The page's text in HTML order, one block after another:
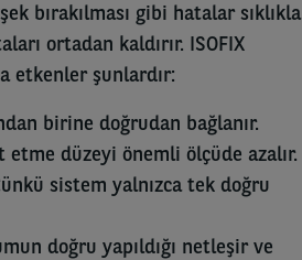
bırakılması gibi hatalar sıklıkla
ortadan kaldırır. ISOFIX
etkenler şunlardır:
birine doğrudan bağlanır.
etme düzeyi önemli ölçüde azalır.
sistem yalnızca tek doğru
doğru yapıldığı netleşir ve